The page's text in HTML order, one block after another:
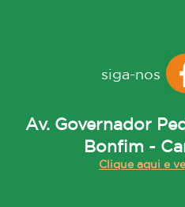
siga-nos
Av. Governador
Bonfim -
Clique aqui e